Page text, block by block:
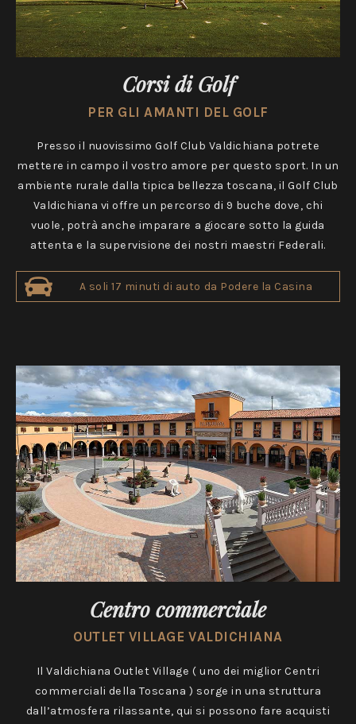
Corsi di Golf
PER GLI AMANTI DEL GOLF
Presso il nuovissimo Golf Club Valdichiana potrete
mettere in campo il vostro amore per questo sport. In un
ambiente rurale dalla tipica bellezza toscana, il Golf Club
Valdichiana vi offre un percorso di 9 buche dove, chi
vuole, potrà anche imparare a giocare sotto la guida
attenta e la supervisione dei nostri maestri Federali.
A soli 17 minuti di auto da Podere la Casina
Centro commerciale
OUTLET VILLAGE VALDICHIANA
Il Valdichiana Outlet Village ( uno dei miglior Centri
commerciali della Toscana ) sorge in una struttura
dall’atmosfera rilassante, qui si possono fare acquisti